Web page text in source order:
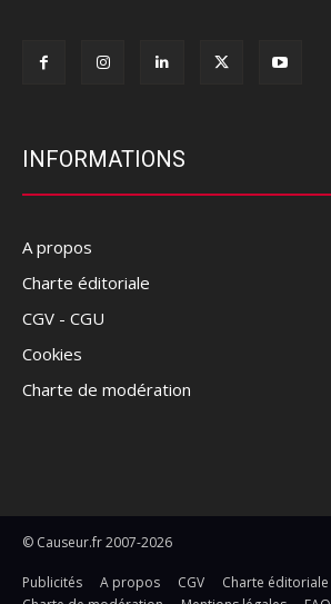
INFORMATIONS
A propos
Charte éditoriale
CGV - CGU
Cookies
Charte de modération
© Causeur.fr 2007-2026
Publicités A propos CGV
Charte éditoriale